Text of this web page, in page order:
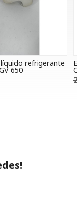
Supersoco